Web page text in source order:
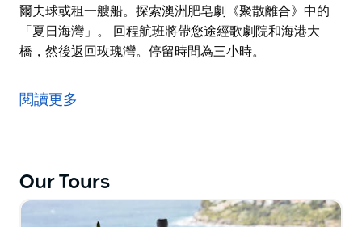
爾夫球或租一艘船。探索澳洲肥皂劇《聚散離合》中的
「夏日海灣」。 回程航班將帶您途經歌劇院和海港大
橋，然後返回玫瑰灣。停留時間為三小時。
可抵達美麗的棕櫚灘 (Palm Beach)，這是雪梨的最北
端。抵達水上飛機基地後，您可以進行各種活動，包括步
Dunes Restaurant 及售貨亭享用餐點或小吃、打一場高
爾夫球或租一艘船。探索澳洲肥皂劇《聚散離合》中的
「夏日海灣」。
閱讀更多
Our Tours